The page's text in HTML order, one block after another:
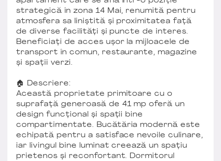
strategică în zona 14 Mai, renumită pentru
atmosfera sa liniștită și proximitatea față
de diverse facilități și puncte de interes.
Beneficiați de acces ușor la mijloacele de
transport în comun, restaurante, magazine
și spații verzi.
🏠 Descriere:
Această proprietate primitoare cu o
suprafață generoasă de 41 mp oferă un
design funcțional și spații bine
compartimentate. Bucătăria modernă este
echipată pentru a satisface nevoile culinare,
iar livingul bine luminat creează un spațiu
prietenos și reconfortant. Dormitorul